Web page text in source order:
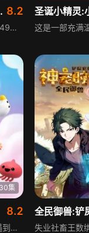
第1季 8.2
《大一实习，你跑去749收容怪物 第一季》讲述大一学生陆鼎暑假实习时，工地挖出会流血的石头，工人逃离，他却提着冲击钻上前。穿越近二十年，他的金手指怪物收容监狱早准备就绪，却一直没遇到怪物，如今遇到，他决定加入749，借助渠道寻找并收容怪物，成为749的一员。
集
8.2
在奇妙的彩虹王国，遇到问题人们都会向小真求助。逗比小猫小黑是小真最好的朋友，常伴她左右。小真是唯一能释放“心愿树”上“魔法愿望”能量、恢复王国和平与爱的人。她和小黑的冒险充满喜剧色彩，能给世界各地的孩子带来快乐并赋予他们力量。